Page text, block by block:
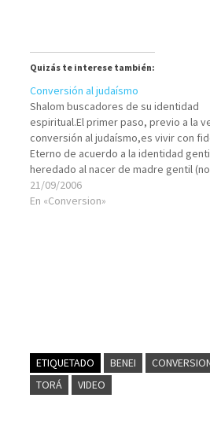
Quizás te interese también:
Conversión al judaísmo
Shalom buscadores de su identidad
espiritual.El primer paso, previo a la
conversión al judaísmo,es vivir con
Eterno de acuerdo a la identidad
heredado al nacer de madre gentil
¿Cómo vive con fidelidad a Dios siendo
Para responder a esta interrogante, le
21/09/2006
En «Conversion»
ETIQUETADO BENEI
TORÁ
VIDEO